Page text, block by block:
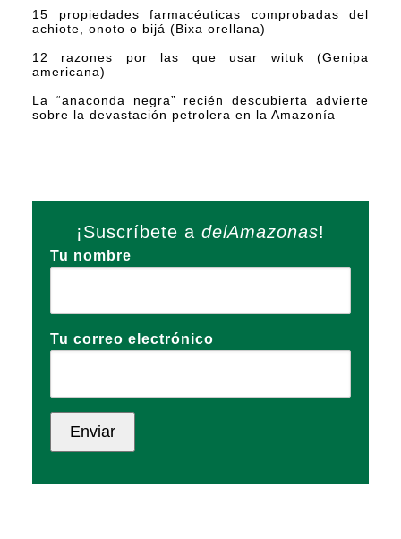
15 propiedades farmacéuticas comprobadas del
achiote, onoto o bijá (Bixa orellana)
12 razones por las que usar wituk (Genipa
americana)
La “anaconda negra” recién descubierta advierte
sobre la devastación petrolera en la Amazonía
¡Suscríbete a delAmazonas!
Tu nombre
Tu correo electrónico